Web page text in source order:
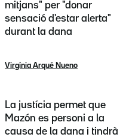
mitjans" per "donar
sensació d'estar alerta"
durant la dana
Virgínia Arqué Nueno
La justícia permet que
Mazón es personi a la
causa de la dana i tindrà